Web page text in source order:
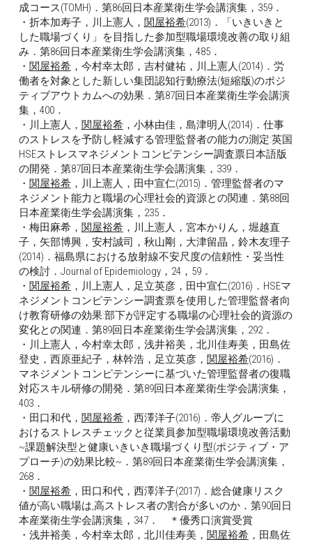
成コース(TOMH)．第86回日本産業衛生学会講演集，359．
・折本加寿子，川上憲人， 関屋裕希(2013)．「いきいきと
した職場づくり」を目指した参加型職場環境改善の取り組
み．第86回日本産業衛生学会講演集，485．
・ 関屋裕希，今村幸太郎，吉村健祐，川上憲人(2014)．労
働者を対象とした新しい集団認知行動療法(短縮版)のポジ
ティブアウトカムへの効果．第87回日本産業衛生学会講演
集，400．
・川上憲人， 関屋裕希，小林由佳，島津明人(2014)．仕事
のストレスを予防し軽減する管理監督者の能力の測定:英国
HSEストレスマネジメントコンピテンシー調査票日本語版
の開発．第87回日本産業衛生学会講演集，339．
・ 関屋裕希，川上憲人，田中宣仁(2015)．管理監督者のマ
ネジメント能力と職場の心理社会的資源との関連．第88回
日本産業衛生学会講演集，235．
・梅田麻希， 関屋裕希，川上憲人，宮本かりん，堀越直
子，矢部博興，安村誠司，秋山剛，大津留晶，鈴木友理子
(2014)．福島県における放射線不安尺度の信頼性・妥当性
の検討．Journal of Epidemiology，24，59．
・ 関屋裕希，川上憲人，足立英彦，田中宣仁(2016)．HSEマ
ネジメントコンピテンシー調査票を使用した管理監督者向
け教育研修の効果:部下が評定する職場の心理社会的資源の
変化との関連．第89回日本産業衛生学会講演集，292．
・川上憲人，今村幸太郎，浅井裕美，北川佳寿美，田島佐
登史，西原亜紀子，林幹浩，足立英彦， 関屋裕希(2016)．
マネジメントコンピテンシーに基づいた管理監督者の復職
対応スキル研修の開発．第89回日本産業衛生学会講演集，
403．
・田口和代， 関屋裕希，西澤洋子(2016)．帝人グループに
おけるストレスチェックと従業員参加型職場環境改善活動
~課題解決型と健康いきいき職場づくり型(ポジティブ・ア
プローチ)の効果比較~．第89回日本産業衛生学会講演集，
268．
・ 関屋裕希，田口和代，西澤洋子(2017)．総合健康リスク
値が高い職場は,高ストレス者の割合が多いのか．第90回日
本産業衛生学会講演集，347．　＊優秀口演賞受賞
・浅井裕美，今村幸太郎，北川佳寿美， 関屋裕希，田島佐